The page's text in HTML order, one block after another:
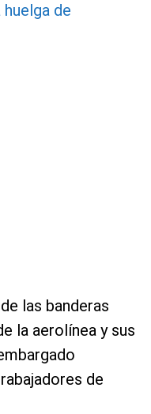
huelga de
las banderas
la aerolínea y sus
de